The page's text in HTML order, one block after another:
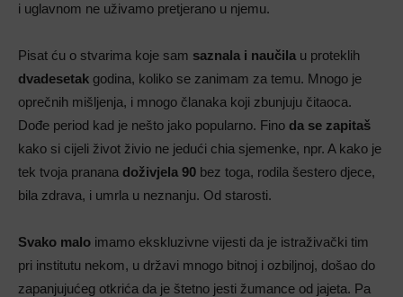
i uglavnom ne uživamo pretjerano u njemu.
Pisat ću o stvarima koje sam saznala i naučila u proteklih
dvadesetak godina, koliko se zanimam za temu. Mnogo je
oprečnih mišljenja, i mnogo članaka koji zbunjuju čitaoca.
Dođe period kad je nešto jako popularno. Fino da se zapitaš
kako si cijeli život živio ne jedući chia sjemenke, npr. A kako je
tek tvoja pranana doživjela 90 bez toga, rodila šestero djece,
bila zdrava, i umrla u neznanju. Od starosti.
Svako malo imamo ekskluzivne vijesti da je istraživački tim
pri institutu nekom, u državi mnogo bitnoj i ozbiljnoj, došao do
zapanjujućeg otkrića da je štetno jesti žumance od jajeta. Pa